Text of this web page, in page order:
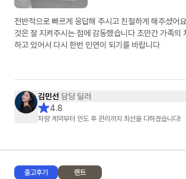
전반적으로 빠르게 응답해 주시고 친절하게 해주셨어
것은 잘 지켜주시는 점에 감동했습니다 조만간 가족의
하고 있어서 다시 한번 인연이 되기를 바랍니다
김민선 담당 딜러
4.8
차량 계약부터 인도 후 관리까지 최선을 다하겠습니다!
출고후기 렌트